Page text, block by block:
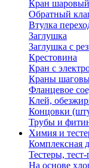
Кран шаровый
Обратный
Втулка
Заглушка
Заглушка с
Крестовина
Кран с
Краны
Фланцевое
Клей,
Концовки
Трубы и
Химия и
Комплексная
Тестеры,
На основе